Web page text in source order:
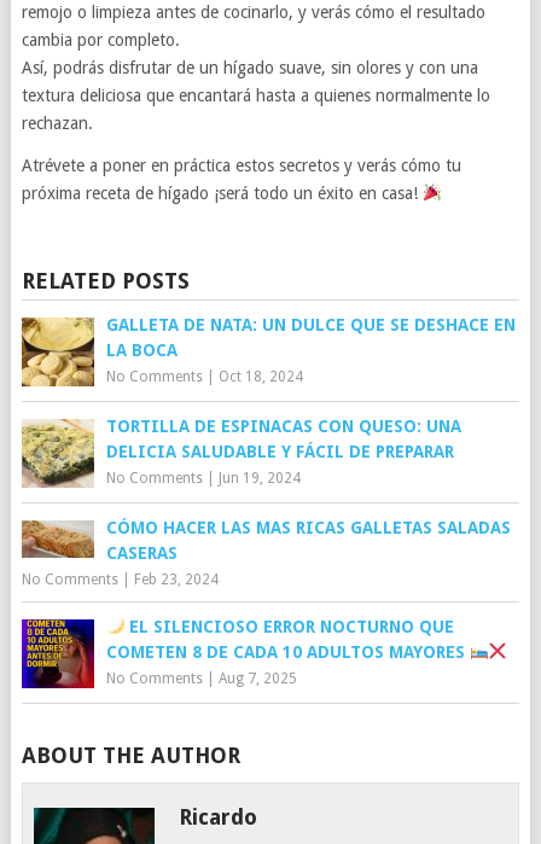
remojo o limpieza antes de cocinarlo, y verás cómo el resultado
cambia por completo.
Así, podrás disfrutar de un hígado suave, sin olores y con una
textura deliciosa que encantará hasta a quienes normalmente lo
rechazan.
Atrévete a poner en práctica estos secretos y verás cómo tu
próxima receta de hígado ¡será todo un éxito en casa!
RELATED POSTS
GALLETA DE NATA: UN DULCE QUE SE DESHACE EN
LA BOCA
No Comments| Oct 18, 2024
TORTILLA DE ESPINACAS CON QUESO: UNA
DELICIA SALUDABLE Y FÁCIL DE PREPARAR
No Comments| Jun 19, 2024
CÓMO HACER LAS MAS RICAS GALLETAS SALADAS
CASERAS
No Comments| Feb 23, 2024
EL SILENCIOSO ERROR NOCTURNO QUE
COMETEN 8 DE CADA 10 ADULTOS MAYORES
No Comments| Aug 7, 2025
ABOUT THE AUTHOR
Ricardo